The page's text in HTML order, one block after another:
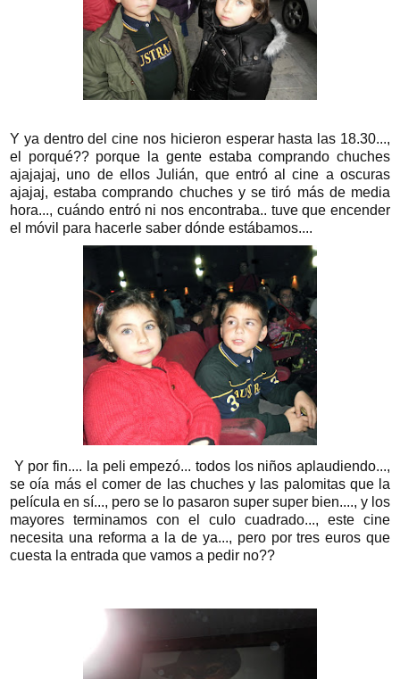
Y ya dentro del cine nos hicieron esperar hasta las 18.30...,
el porqué?? porque la gente estaba comprando chuches
ajajajaj, uno de ellos Julián, que entró al cine a oscuras
ajajaj, estaba comprando chuches y se tiró más de media
hora..., cuándo entró ni nos encontraba.. tuve que encender
el móvil para hacerle saber dónde estábamos....
Y por fin.... la peli empezó... todos los niños aplaudiendo...,
se oía más el comer de las chuches y las palomitas que la
película en sí..., pero se lo pasaron super super bien...., y los
mayores terminamos con el culo cuadrado..., este cine
necesita una reforma a la de ya..., pero por tres euros que
cuesta la entrada que vamos a pedir no??